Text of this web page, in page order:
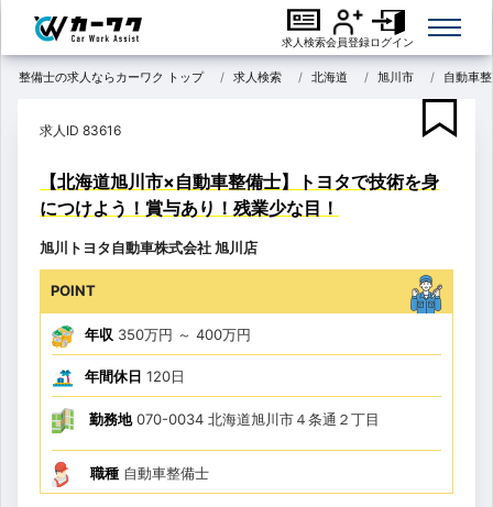
求人検索会員登録ログイン
整備士の求人ならカーワク トップ 求人検索 北海道 旭川市 自動車
求人ID 83616
【北海道旭川市×自動車整備士】トヨタで技術を身
につけよう！賞与あり！残業少な目！
旭川トヨタ自動車株式会社 旭川店
POINT
年収 350万円 ～ 400万円
年間休日 120日
勤務地070-0034 北海道旭川市４条通２丁目
職種 自動車整備士